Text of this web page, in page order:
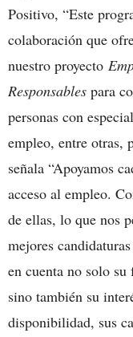
Positivo, “Este
colaboración que
nuestro proyecto
Responsables para
personas con
empleo, entre otras,
señala “Apoyamos
acceso al empleo.
de ellas, lo que nos
mejores
en cuenta no solo
sino también su
disponibilidad, sus